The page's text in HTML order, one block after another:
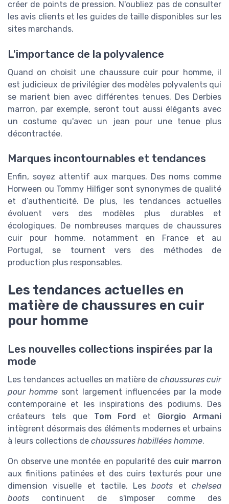
créer de points de pression. N'oubliez pas de consulter
les avis clients et les guides de taille disponibles sur les
sites marchands.
L'importance de la polyvalence
Quand on choisit une chaussure cuir pour homme, il
est judicieux de privilégier des modèles polyvalents qui
se marient bien avec différentes tenues. Des Derbies
marron, par exemple, seront tout aussi élégants avec
un costume qu'avec un jean pour une tenue plus
décontractée.
Marques incontournables et tendances
Enfin, soyez attentif aux marques. Des noms comme
Horween ou Tommy Hilfiger sont synonymes de qualité
et d’authenticité. De plus, les tendances actuelles
évoluent vers des modèles plus durables et
écologiques. De nombreuses marques de chaussures
cuir pour homme, notamment en France et au
Portugal, se tournent vers des méthodes de
production plus responsables.
Les tendances actuelles en
matière de chaussures en cuir
pour homme
Les nouvelles collections inspirées par la
mode
Les tendances actuelles en matière de chaussures cuir
pour hommesont largement influencées par la mode
contemporaine et les inspirations des podiums. Des
créateurs tels que Tom Ford et Giorgio Armani
intègrent désormais des éléments modernes et urbains
à leurs collections de chaussures habillées homme.
On observe une montée en popularité des cuir marron
aux finitions patinées et des cuirs texturés pour une
dimension visuelle et tactile. Lesboots etchelsea
boots continuent de s'imposer comme des